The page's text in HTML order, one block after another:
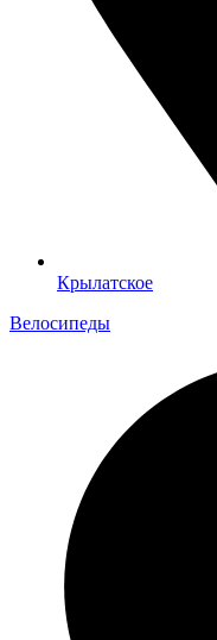
Крылатское
Велосипеды